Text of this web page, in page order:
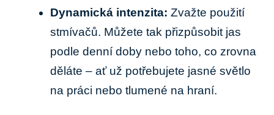
Dynamická intenzita: Zvažte použití
stmívačů. Můžete tak přizpůsobit jas
podle denní doby nebo toho, co zrovna
děláte – ať už potřebujete jasné světlo
na práci nebo tlumené na hraní.